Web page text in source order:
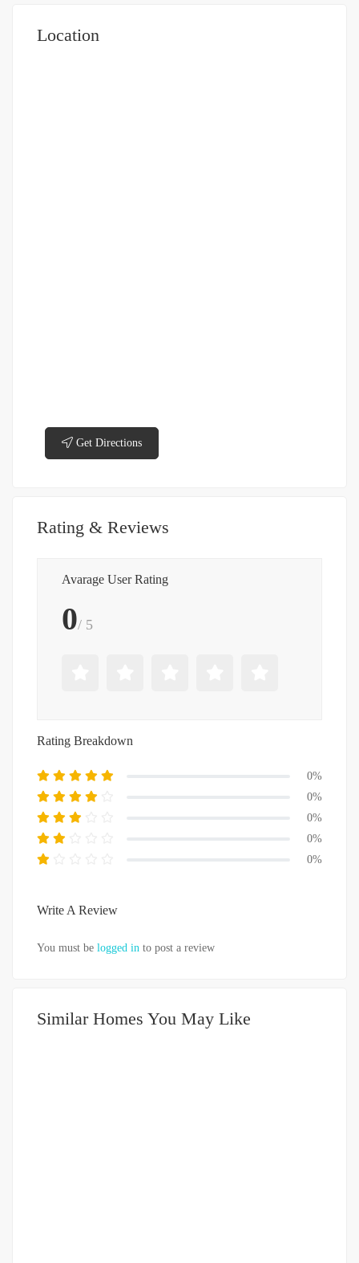
Location
Get Directions
Rating & Reviews
Avarage User Rating
0/ 5
Rating Breakdown
0%
0%
0%
0%
0%
Write A Review
You must be logged in to post a review
Similar Homes You May Like